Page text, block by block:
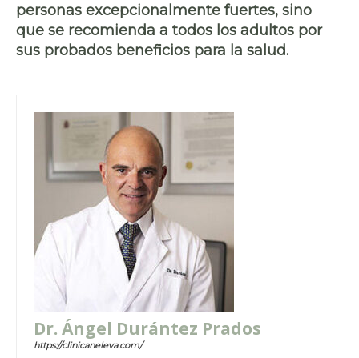
personas excepcionalmente fuertes, sino
que se recomienda a todos los adultos por
sus probados beneficios para la salud.
Dr. Ángel Durántez Prados
https://clinicaneleva.com/